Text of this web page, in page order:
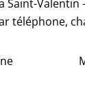
Saint-
téléphone,